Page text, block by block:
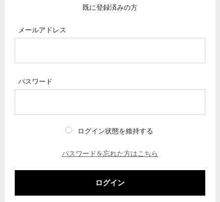
既に登録済みの方
メールアドレス
パスワード
ログイン状態を維持する
パスワードを忘れた方はこちら
ログイン